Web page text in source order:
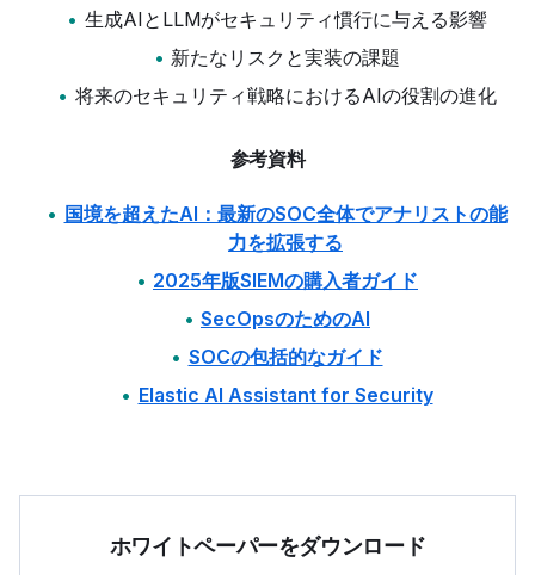
生成AIとLLMがセキュリティ慣行に与える影響
新たなリスクと実装の課題
将来のセキュリティ戦略におけるAIの役割の進化
参考資料
国境を超えたAI：最新のSOC全体でアナリストの能
力を拡張する
2025年版SIEMの購入者ガイド
SecOpsのためのAI
SOCの包括的なガイド
Elastic AI Assistant for Security
ホワイトペーパーをダウンロード